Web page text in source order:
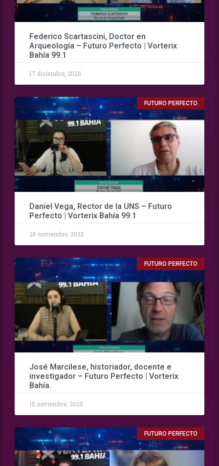
Federico Scartascini, Doctor en
Arqueología – Futuro Perfecto | Vorterix
Bahía 99.1
17 diciembre, 2025
FUTURO PERFECTO
Daniel Vega, Rector de la UNS – Futuro
Perfecto | Vorterix Bahía 99.1
28 noviembre, 2025
FUTURO PERFECTO
José Marcilese, historiador, docente e
investigador – Futuro Perfecto | Vorterix
Bahía.
15 noviembre, 2025
FUTURO PERFECTO